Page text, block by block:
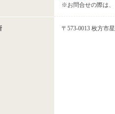
※お問合せの際は、
〒573-0013 枚方市